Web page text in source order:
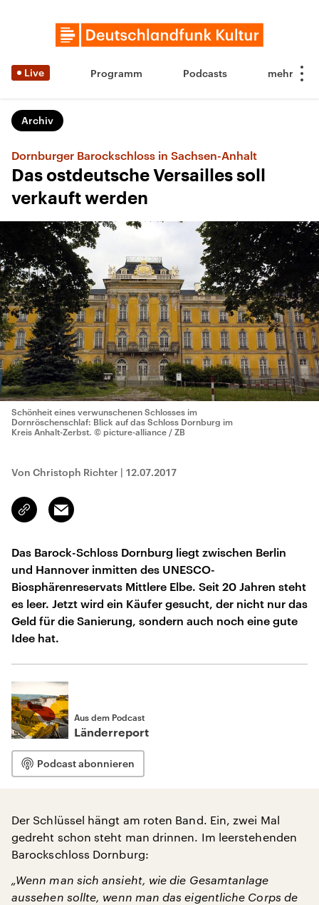
Live Programm Podcasts
Archiv
Dornburger Barockschloss in Sachsen-Anhalt
Das ostdeutsche Versailles soll
verkauft werden
Schönheit eines verwunschenen Schlosses im
Dornröschenschlaf: Blick auf das Schloss Dornburg im
Kreis Anhalt-Zerbst. © picture-alliance / ZB
Von Christoph Richter | 12.07.2017
Link
kopieren/teilen
Email
Das Barock-Schloss Dornburg liegt zwischen Berlin
und Hannover inmitten des UNESCO-
Biosphärenreservats Mittlere Elbe. Seit 20 Jahren steht
es leer. Jetzt wird ein Käufer gesucht, der nicht nur das
Geld für die Sanierung, sondern auch noch eine gute
Idee hat.
Aus dem Podcast
Länderreport
Podcast abonnieren
Der Schlüssel hängt am roten Band. Ein, zwei Mal
gedreht schon steht man drinnen. Im leerstehenden
Barockschloss Dornburg:
„Wenn man sich ansieht, wie die Gesamtanlage
aussehen sollte, wenn man das eigentliche Corps de